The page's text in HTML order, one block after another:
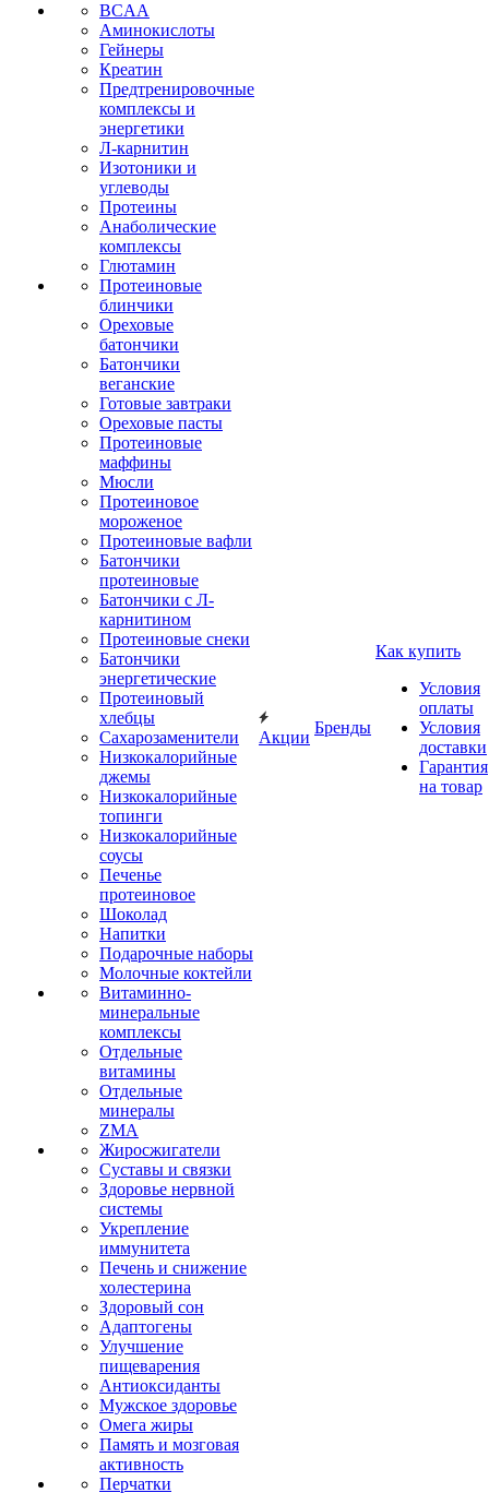
BCAA
Аминокислоты
Гейнеры
Креатин
Предтренировочные
комплексы и
энергетики
Л-карнитин
Изотоники и
углеводы
Протеины
Анаболические
комплексы
Глютамин
Протеиновые
блинчики
Ореховые
батончики
Батончики
веганские
Готовые завтраки
Ореховые пасты
Протеиновые
маффины
Мюсли
Протеиновое
мороженое
Протеиновые вафли
Батончики
протеиновые
Батончики с Л-
карнитином
Протеиновые снеки
Батончики
энергетические
Протеиновый
хлебцы
Сахарозаменители
Низкокалорийные
джемы
Низкокалорийные
топинги
Низкокалорийные
соусы
Печенье
протеиновое
Шоколад
Напитки
Подарочные наборы
Молочные коктейли
Витаминно-
минеральные
комплексы
Отдельные
витамины
Отдельные
минералы
ZMA
Жиросжигатели
Суставы и связки
Здоровье нервной
системы
Укрепление
иммунитета
Печень и снижение
холестерина
Здоровый сон
Адаптогены
Улучшение
пищеварения
Антиоксиданты
Мужское здоровье
Омега жиры
Память и мозговая
активность
Перчатки
Акции
Бренды
Как купить
Условия
оплаты
Условия
доставки
Гарантия
на товар